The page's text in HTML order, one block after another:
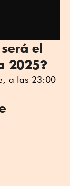
el
2025?
a las 23:00